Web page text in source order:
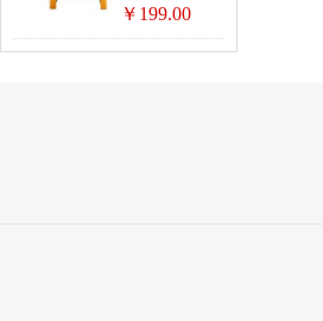
￥199.00